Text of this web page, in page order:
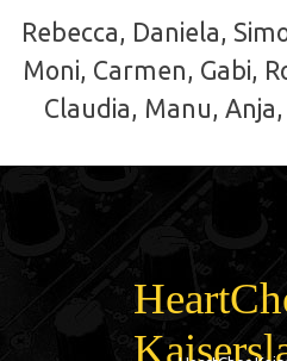
Rebecca, Daniela,
Moni, Carmen, Gabi,
Claudia, Manu,